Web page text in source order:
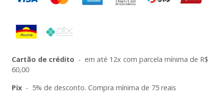
Cartão de crédito - em até 12x com parcela mínima de R$
60,00
Pix - 5% de desconto. Compra mínima de 75 reais